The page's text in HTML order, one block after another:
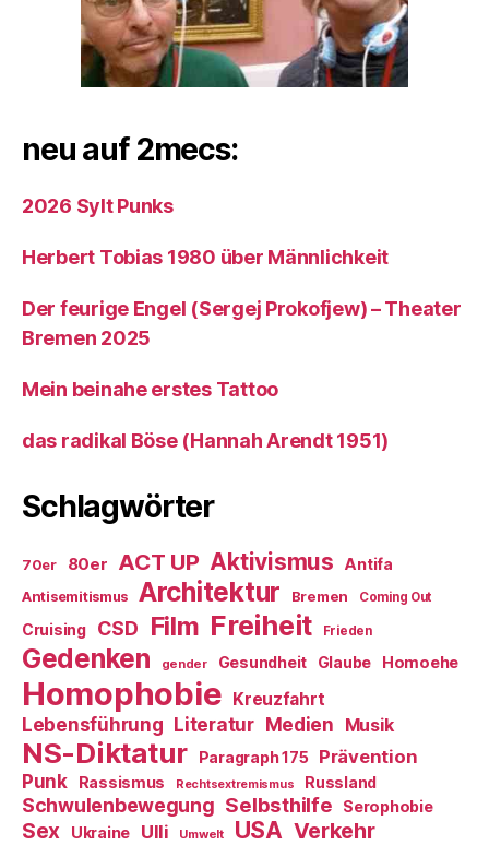
neu auf 2mecs:
2026 Sylt Punks
Herbert Tobias 1980 über Männlichkeit
Der feurige Engel (Sergej Prokofjew) – Theater
Bremen 2025
Mein beinahe erstes Tattoo
das radikal Böse (Hannah Arendt 1951)
Schlagwörter
70er 80er ACT UP Aktivismus Antifa
Antisemitismus Architektur Bremen Coming Out
Cruising CSD Film Freiheit Frieden
Gedenken gender Gesundheit Glaube Homoehe
Homophobie Kreuzfahrt
Lebensführung Literatur Medien Musik
NS-Diktatur Paragraph 175
Prävention
Punk
Rassismus Rechtsextremismus Russland
Schwulenbewegung Selbsthilfe Serophobie
Sex Ukraine Ulli Umwelt USA Verkehr